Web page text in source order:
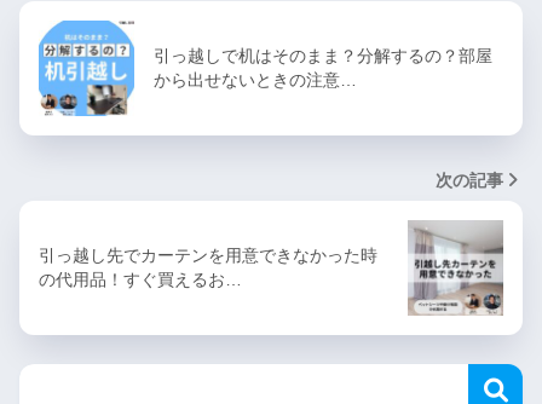
引っ越しで机はそのまま？分解するの？部屋
から出せないときの注意…
次の記事
引っ越し先でカーテンを用意できなかった時
の代用品！すぐ買えるお…